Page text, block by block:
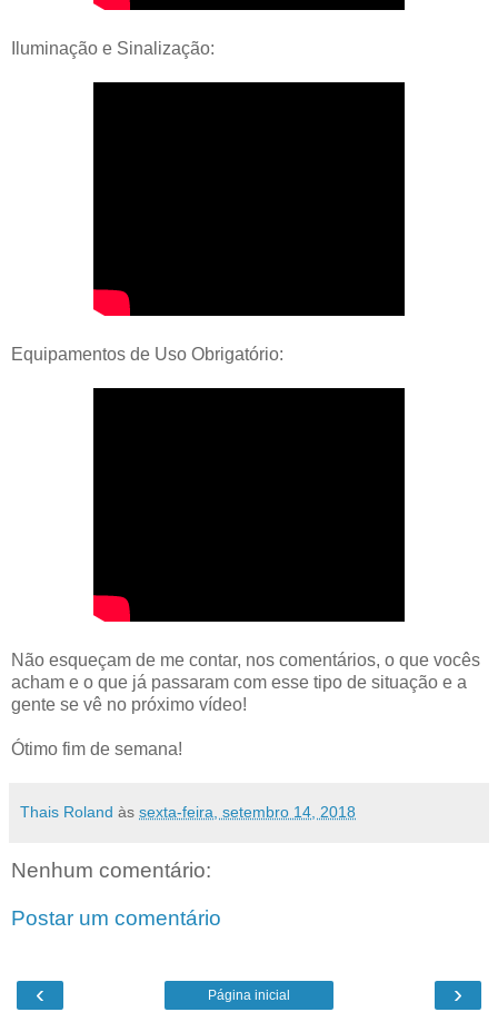
Iluminação e Sinalização:
Equipamentos de Uso Obrigatório:
Não esqueçam de me contar, nos comentários, o que vocês
acham e o que já passaram com esse tipo de situação e a
gente se vê no próximo vídeo!
Ótimo fim de semana!
Thais Roland às sexta-feira, setembro 14, 2018
Nenhum comentário:
Postar um comentário
‹ ›
Página inicial